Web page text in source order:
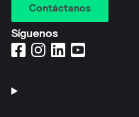
Contáctanos
Síguenos